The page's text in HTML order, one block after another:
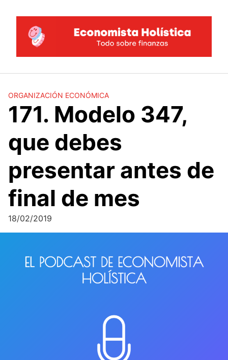
contenido
ORGANIZACIÓN ECONÓMICA
171. Modelo 347,
que debes
presentar antes de
final de mes
18/02/2019